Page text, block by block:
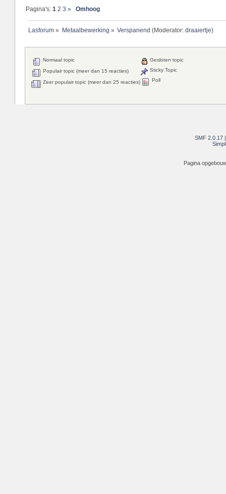
Pagina's:1 2 3 » Omhoog
Lasforum» Metaalbewerking » Verspanend (Moderator:draaiertje)
Normaal topic
Populair topic (meer dan 15 reacties)
Zeer populair topic (meer dan 25 reacties)
Gesloten topic
Sticky Topic
Poll
SMF 2.0.17
Pagina